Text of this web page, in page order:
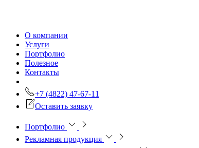
О компании
Услуги
Портфолио
Полезное
Контакты
+7 (4822) 47-67-11
Оставить заявку
Портфолио
Рекламная продукция